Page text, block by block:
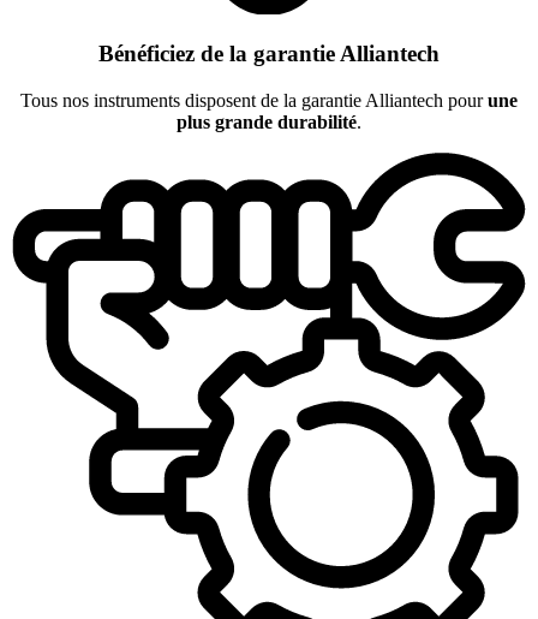
Bénéficiez de la garantie Alliantech
Tous nos instruments disposent de la garantie Alliantech pourune
plus grande durabilité.